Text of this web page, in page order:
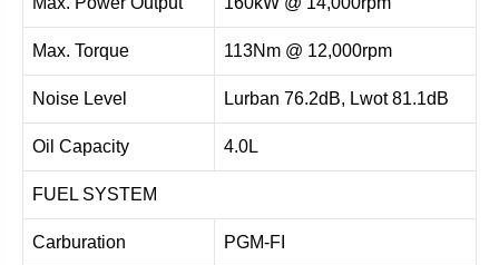
Max. Torque 113Nm @ 12,000rpm
Noise Level Lurban 76.2dB, Lwot 81.1dB
Oil Capacity 4.0L
FUEL SYSTEM
Carburation PGM-FI